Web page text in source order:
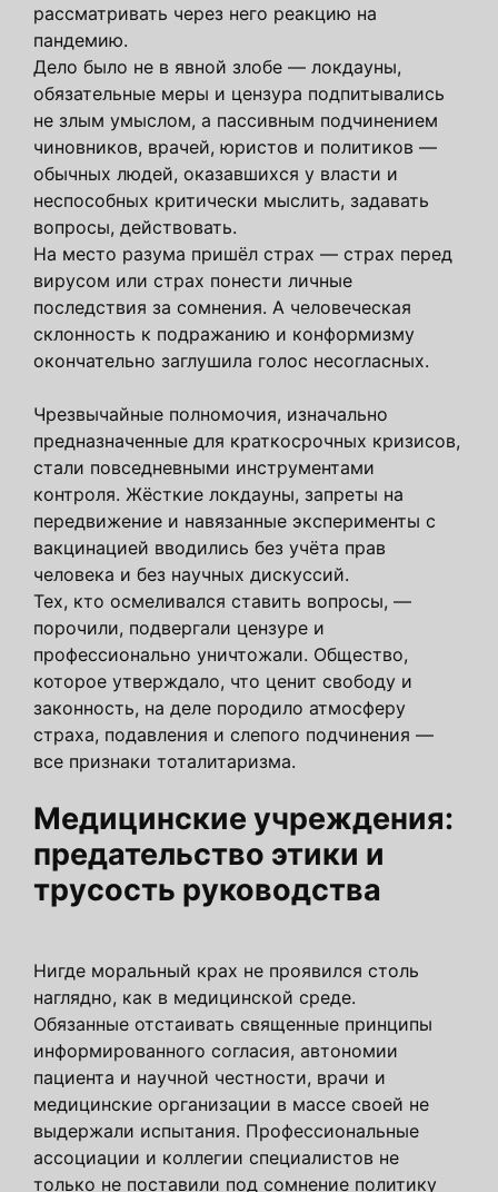
рассматривать через него реакцию на
пандемию.
Дело было не в явной злобе — локдауны,
обязательные меры и цензура подпитывались
не злым умыслом, а пассивным подчинением
чиновников, врачей, юристов и политиков —
обычных людей, оказавшихся у власти и
неспособных критически мыслить, задавать
вопросы, действовать.
На место разума пришёл страх — страх перед
вирусом или страх понести личные
последствия за сомнения. А человеческая
склонность к подражанию и конформизму
окончательно заглушила голос несогласных.
Чрезвычайные полномочия, изначально
предназначенные для краткосрочных кризисов,
стали повседневными инструментами
контроля. Жёсткие локдауны, запреты на
передвижение и навязанные эксперименты с
вакцинацией вводились без учёта прав
человека и без научных дискуссий.
Тех, кто осмеливался ставить вопросы, —
порочили, подвергали цензуре и
профессионально уничтожали. Общество,
которое утверждало, что ценит свободу и
законность, на деле породило атмосферу
страха, подавления и слепого подчинения —
все признаки тоталитаризма.
Медицинские учреждения:
предательство этики и
трусость руководства
Нигде моральный крах не проявился столь
наглядно, как в медицинской среде.
Обязанные отстаивать священные принципы
информированного согласия, автономии
пациента и научной честности, врачи и
медицинские организации в массе своей не
выдержали испытания. Профессиональные
ассоциации и коллегии специалистов не
только не поставили под сомнение политику